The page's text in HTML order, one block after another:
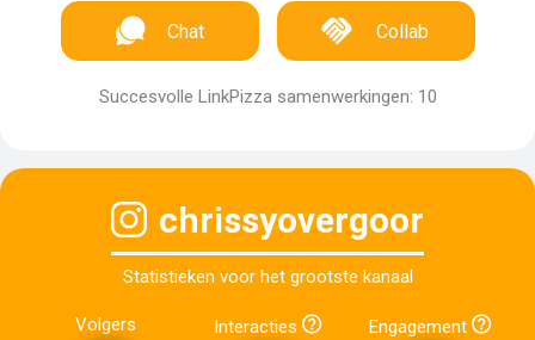
Chat Collab
Succesvolle LinkPizza samenwerkingen: 10
chrissyovergoor
Statistieken voor het grootste kanaal
Volgers Interacties Engagement